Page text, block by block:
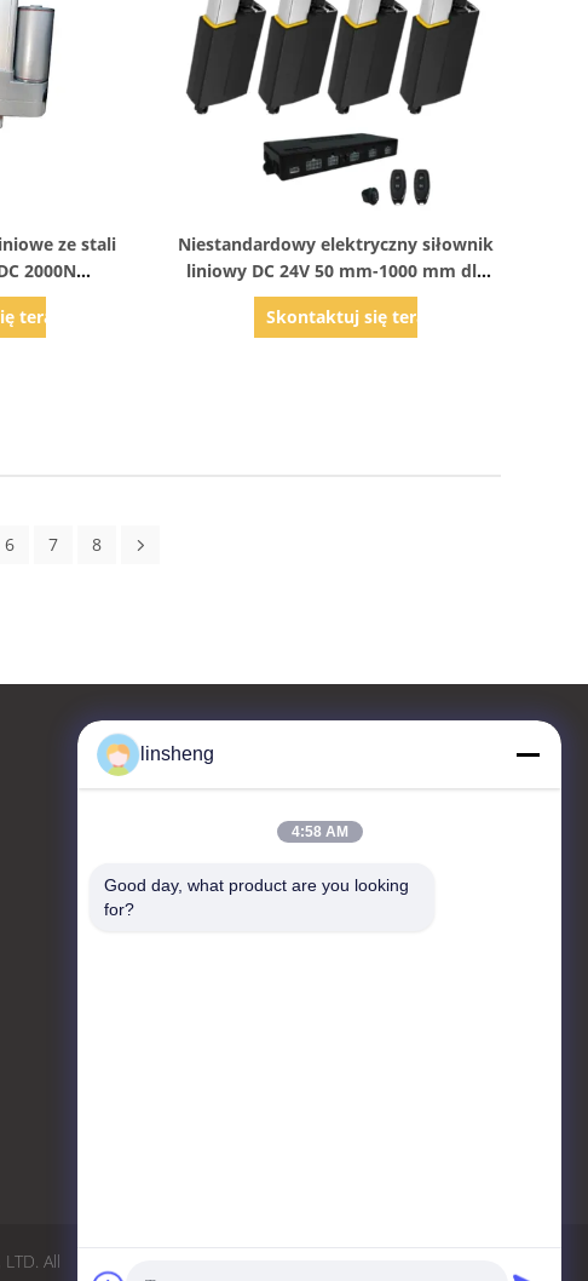
ze stali
2000N
teraz
Niestandardowy elektryczny siłownik
liniowy DC 24V 50 mm-1000 mm dla
automatyki przemysłowej
Skontaktuj się teraz
6 7 8
Skontaktuj się z nami
ENTERPRISE CO., LTD
All
linsheng
4:58 AM
Good day, what product are you looking
for?